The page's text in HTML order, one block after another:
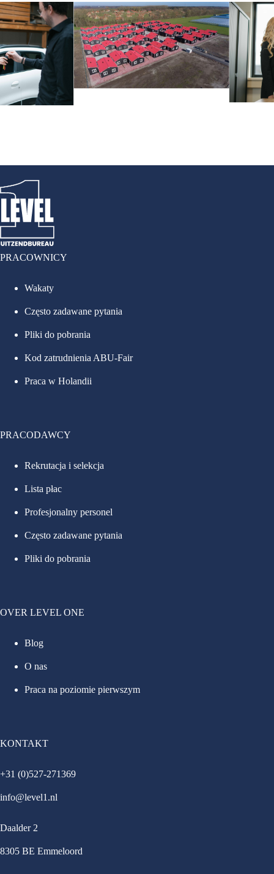
of 3
of 11
PRACOWNICY
Wakaty
Często zadawane pytania
Pliki do pobrania
Kod zatrudnienia ABU-Fair
Praca w Holandii
PRACODAWCY
Rekrutacja i selekcja
Lista płac
Profesjonalny personel
Często zadawane pytania
Pliki do pobrania
OVER LEVEL ONE
Blog
O nas
Praca na poziomie pierwszym
KONTAKT
+31 (0)527-271369
info@level1.nl
Daalder 2
8305 BE Emmeloord